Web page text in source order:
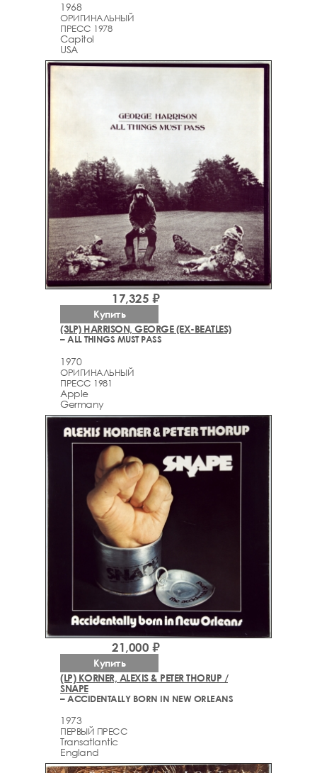
1968
ОРИГИНАЛЬНЫЙ
ПРЕСС 1978
Capitol
USA
(3LP) HARRISON, GEORGE (EX-BEATLES)
– ALL THINGS MUST PASS
1970
ОРИГИНАЛЬНЫЙ
ПРЕСС 1981
Apple
Germany
17,325 ₽
Купить
(LP) KORNER, ALEXIS & PETER THORUP /
SNAPE
– ACCIDENTALLY BORN IN NEW ORLEANS
1973
ПЕРВЫЙ ПРЕСС
Transatlantic
England
21,000 ₽
Купить